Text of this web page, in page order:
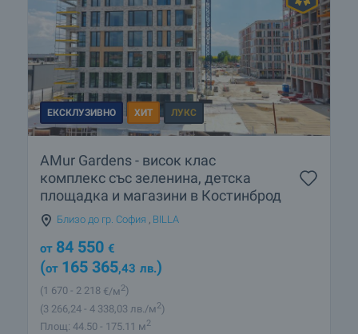
ЕКСКЛУЗИВНО ХИТ ЛУКС
AMur Gardens - висок клас
комплекс със зеленина, детска
площадка и магазини в Костинброд
Близо до гр. София , BILLA
от 84 550 €
(от 165 365,43 лв.)
(1 670 - 2 218 €/м2)
(3 266,24 - 4 338,03 лв./м2)
Площ: 44.50 - 175.11 м2